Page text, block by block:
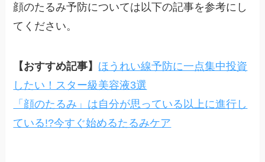
顔のたるみ予防については以下の記事を参考にし
てください。
【おすすめ記事】 ほうれい線予防に一点集中投資
したい！スター級美容液3選
「顔のたるみ」は自分が思っている以上に進行し
ている!?今すぐ始めるたるみケア